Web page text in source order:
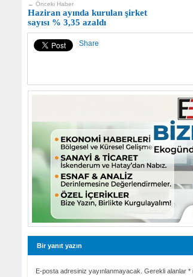
← Önceki Haber
Haziran ayında kurulan şirket
sayısı % 3,35 azaldı
Share
Bir yanıt yazın
E-posta adresiniz yayınlanmayacak. Gerekli alanlar *